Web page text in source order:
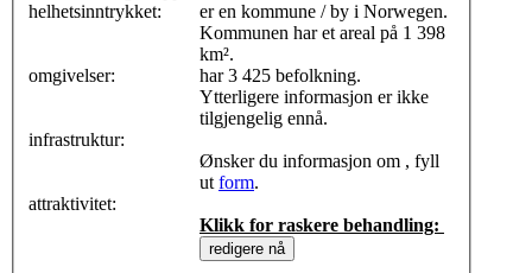
helhetsinntrykket:
omgivelser:
infrastruktur:
attraktivitet:
er en kommune / by i Norwegen.
Kommunen har et areal på 1 398
km².
har 3 425 befolkning.
Ytterligere informasjon er ikke
tilgjengelig ennå.
Ønsker du informasjon om , fyll
ut form.
Klikk for raskere behandling: